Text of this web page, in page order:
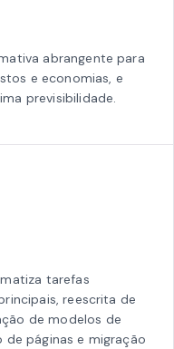
abrangente para
e economias, e
previsibilidade.
tarefas
reescrita de
de modelos de
páginas e migração